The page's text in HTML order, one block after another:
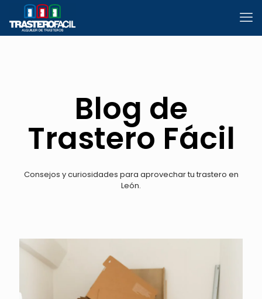
Blog de
Trastero Fácil
Consejos y curiosidades para aprovechar tu trastero en
León.